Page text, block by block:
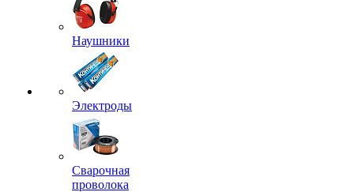
Наушники
Электроды
Сварочная
проволока